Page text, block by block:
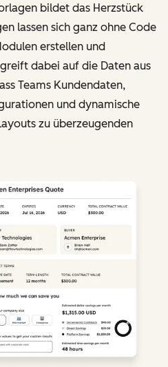
bildet das Herzstück
lassen sich ganz ohne Code
erstellen und
dabei auf die Daten aus
Teams Kundendaten,
und dynamische
zu überzeugenden